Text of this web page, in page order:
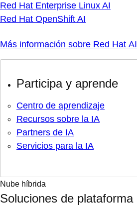
Red Hat Enterprise Linux AI
Red Hat OpenShift AI
Más información sobre Red Hat AI
Participa y aprende
Centro de aprendizaje
Recursos sobre la IA
Partners de IA
Servicios para la IA
Nube híbrida
Soluciones de plataforma